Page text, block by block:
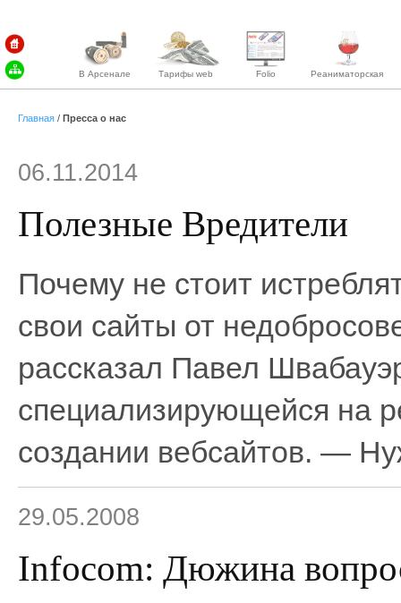
В Арсенале Тарифы web Folio Реаниматорская
Главная / Пресса о нас
06.11.2014
Полезные Вредители
Почему не стоит
свои сайты от
рассказал Павел
специализирующейся на
создании вебсайтов. —
29.05.2008
Infocom: Дюжина